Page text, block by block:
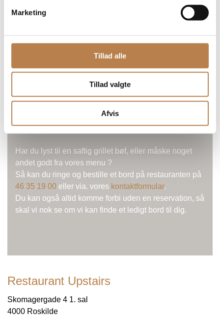
Marketing
Tillad alle
Tillad valgte
Afvis
ØNSKER DU AT BOOKE
ET BORD ?
Har du lyst til en saftig grillet bøf, eller måske noget
andet godt fra vores menu ?
Så kan du ringe og bestille et bord på restauranten på
46 35 19 00 eller via. vores kontaktformular.
Du kan også altid komme forbi uden en reservation, så
skal vi nok se om vi kan finde et ledigt bord til dig.
Restaurant Upstairs
Skomagergade 4 1. sal
4000 Roskilde